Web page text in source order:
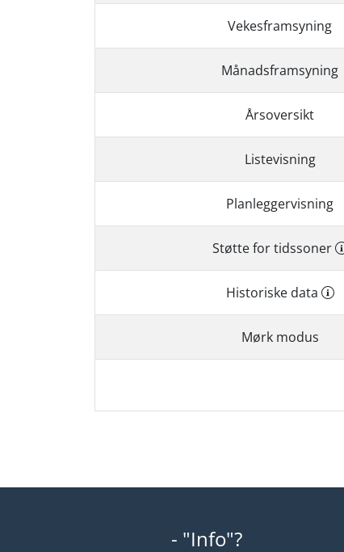
Vekesframsyning
Månadsframsyning
Årsoversikt
Listevisning
Planleggervisning
Støtte for tidssoner
Historiske data
Mørk modus
- "Info"?